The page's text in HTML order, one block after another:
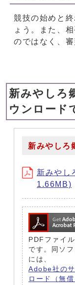
競技の始めと
ょう。また、
のではなく、
新みやしろ
ウンロード
新みやしろ
新みやし
1.66MB)
PDFファイ
です。同ソ
には、
Adobe社の
ロード（無